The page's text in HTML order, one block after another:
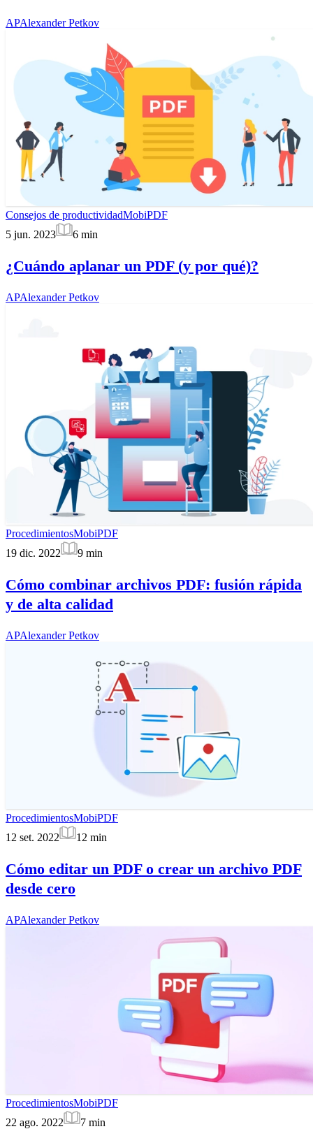
APAlexander Petkov
Consejos de productividadMobiPDF
5 jun. 2023
6 min
¿Cuándo aplanar un PDF (y por qué)?
APAlexander Petkov
ProcedimientosMobiPDF
19 dic. 2022
9 min
Cómo combinar archivos PDF: fusión rápida
y de alta calidad
APAlexander Petkov
ProcedimientosMobiPDF
12 set. 2022
12 min
Cómo editar un PDF o crear un archivo PDF
desde cero
APAlexander Petkov
ProcedimientosMobiPDF
22 ago. 2022
7 min